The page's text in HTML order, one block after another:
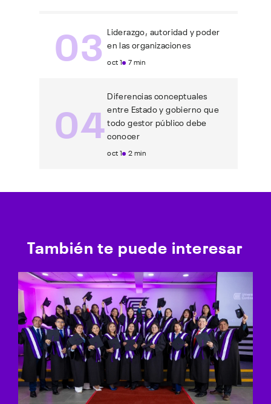
03 Liderazgo, autoridad y poder
en las organizaciones
oct 1 7 min
04
Diferencias conceptuales
entre Estado y gobierno que
todo gestor público debe
conocer
oct 1 2 min
También te puede interesar